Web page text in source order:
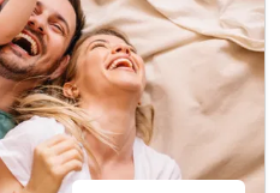
mit Ritterburg
Paket
Paket (HP)